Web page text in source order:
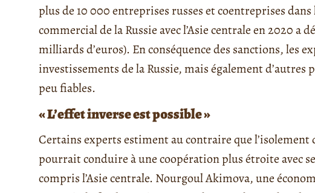
plus de 10 000 entreprises russes et coentreprises
commercial de la Russie avec l’Asie centrale en 2020 a
milliards d’euros). En conséquence des sanctions, les
investissements de la Russie, mais également
peu fiables.
« L’effet inverse est possible »
Certains experts estiment au contraire que l’isolement
pourrait conduire à une coopération plus étroite avec
compris l’Asie centrale. Nourgoul Akimova, une